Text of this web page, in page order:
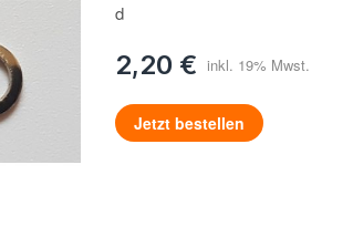
d
2,20 €
Jetzt bestellen